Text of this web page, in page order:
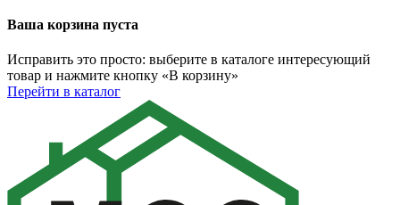
Ваша корзина пуста
Исправить это просто: выберите в каталоге интересующий
товар и нажмите кнопку «В корзину»
Перейти в каталог